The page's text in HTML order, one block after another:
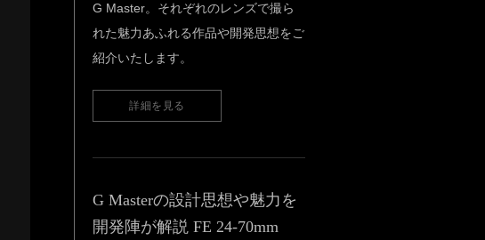
G Master。それぞれのレンズで撮ら
れた魅力あふれる作品や開発思想をご
紹介いたします。
詳細を見る
G Masterの設計思想や魅力を
開発陣が解説 FE 24-70mm